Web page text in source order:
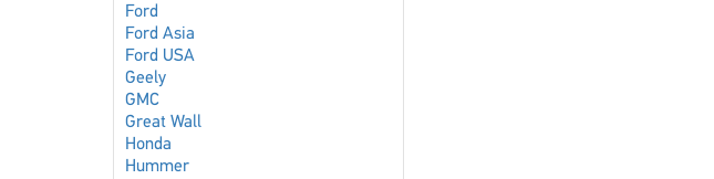
Ford
Ford Asia
Ford USA
Geely
GMC
Great Wall
Honda
Hummer